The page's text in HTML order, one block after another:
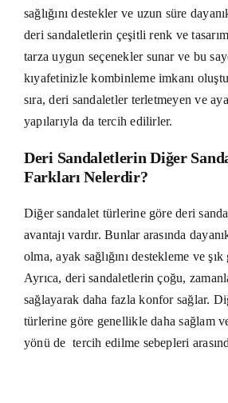
sağlığını destekler ve uzun süre
deri sandaletlerin çeşitli renk ve
tarza uygun seçenekler sunar ve bu
kıyafetinizle kombinleme imkanı
sıra, deri sandaletler terletmeyen ve
yapılarıyla da tercih edilirler.
Deri Sandaletlerin Diğer
Farkları Nelerdir?
Diğer sandalet türlerine göre deri
avantajı vardır. Bunlar arasında
olma, ayak sağlığını destekleme ve
Ayrıca, deri sandaletlerin çoğu,
sağlayarak daha fazla konfor sağlar.
türlerine göre genellikle daha sağlam
yönü de tercih edilme sebepleri